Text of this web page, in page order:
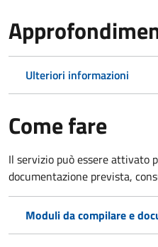
Ulteriori informazioni
Come fare
Il servizio può essere attivato
documentazione prevista,
Moduli da compilare e